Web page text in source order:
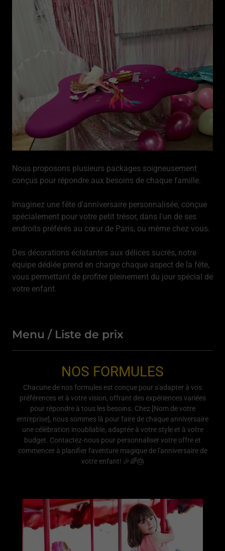
Nous proposons plusieurs packages soigneusement
conçus pour répondre aux besoins de chaque famille.
Imaginez une fête d'anniversaire personnalisée, conçue
spécialement pour votre petit trésor, dans l'un de ses
endroits préférés au cœur de Paris, ou même chez vous.
Des décorations éclatantes aux délices sucrés, notre
équipe dédiée prend en charge chaque aspect de la fête,
vous permettant de profiter pleinement du jour spécial de
votre enfant.
Menu / Liste de prix
NOS FORMULES
Chacune de nos formules est conçue pour s'adapter à vos
préférences et à votre vision, offrant des expériences variées
pour répondre à tous les besoins. Chez [Nom de votre
entreprise], nous sommes là pour faire de chaque anniversaire
une célébration inoubliable, adaptée à votre style et à votre
budget. Contactez-nous pour personnaliser votre offre et
commencer à planifier l'aventure magique de l'anniversaire de
votre enfant! 🎉🌈🎂